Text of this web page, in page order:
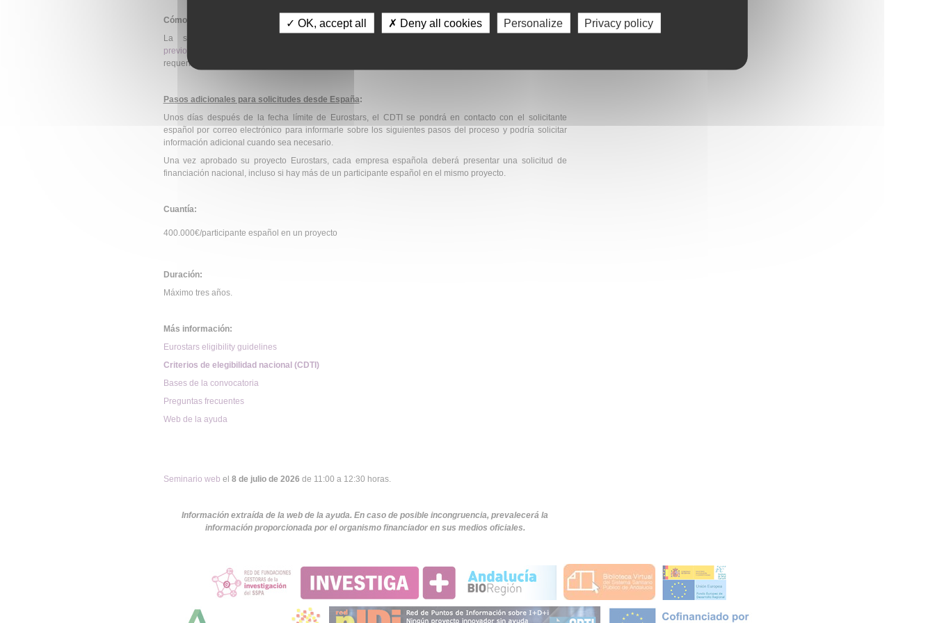
Cómo se solicita:
La solicitud deberá ser realizada mediante la página web del Programa Eurostars,
previo registro en la misma
requerida (en inglés).
Pasos adicionales para solicitudes desde España:
Unos días después de la fecha límite de Eurostars, el CDTI se pondrá en contacto con el solicitante
español por correo electrónico para informarle sobre los siguientes pasos del proceso y podría solicitar
información adicional cuando sea necesario.
Una vez aprobado su proyecto Eurostars, cada empresa española deberá presentar una solicitud de
financiación nacional, incluso si hay más de un participante español en el mismo proyecto.
Cuantía:
400.000€/participante español en un proyecto
Duración:
Máximo tres años.
Más información:
Eurostars eligibility guidelines
Criterios de elegibilidad nacional (CDTI)
Bases de la convocatoria
Preguntas frecuentes
Web de la ayuda
Seminario web el 8 de julio de 2026 de 11:00 a 12:30 horas.
Información extraída de la web de la ayuda. En caso de posible incongruencia, prevalecerá la
información proporcionada por el organismo financiador en sus medios oficiales.
✓ OK, accept all ✗ Deny all cookies Personalize Privacy policy